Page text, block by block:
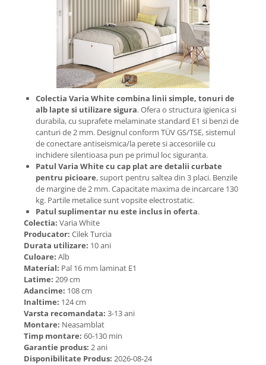
Colectia Varia White combina linii simple, tonuri de
alb lapte si utilizare sigura. Ofera o structura igienica si
durabila, cu suprafete melaminate standard E1 si benzi de
canturi de 2 mm. Designul conform TÜV GS/TSE, sistemul
de conectare antiseismica/la perete si accesoriile cu
inchidere silentioasa pun pe primul loc siguranta.
Patul Varia White cu cap plat are detalii curbate
pentru picioare, suport pentru saltea din 3 placi. Benzile
de margine de 2 mm. Capacitate maxima de incarcare 130
kg. Partile metalice sunt vopsite electrostatic.
Patul suplimentar nu este inclus in oferta.
Colectia: Varia White
Producator: Cilek Turcia
Durata utilizare: 10 ani
Culoare: Alb
Material: Pal 16 mm laminat E1
Latime: 209 cm
Adancime: 108 cm
Inaltime: 124 cm
Varsta recomandata: 3-13 ani
Montare: Neasamblat
Timp montare: 60-130 min
Garantie produs: 2 ani
Disponibilitate Produs: 2026-08-24